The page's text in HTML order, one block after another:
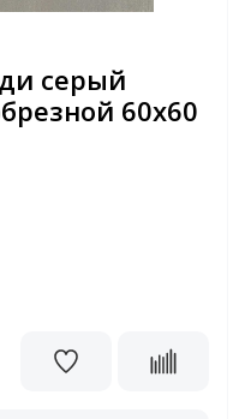
серый
60х60